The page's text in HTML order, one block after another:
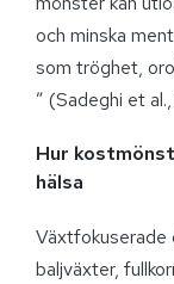
och minska
som tröghet,
” (Sadeghi et
Hur
hälsa
Växtfokuserade
baljväxter,